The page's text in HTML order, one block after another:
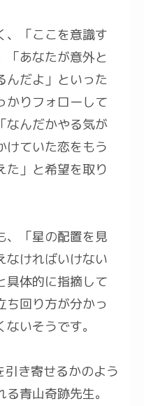
、「ここを意識す
「あなたが意外と
んだよ」といった
かりフォローして
なんだかやる気が
けていた恋をもう
た」と希望を取り
、「星の配置を見
なければいけない
具体的に指摘して
ち回り方が分かっ
いそうです。
引き寄せるかのよう
青山奇跡先生。